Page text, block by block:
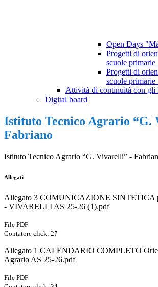
Open Days
Progetti di
scuole
Progetti di
scuole
Attività di continuità con gli
Digital board
Istituto Tecnico Agrario “G.
Fabriano
Istituto Tecnico Agrario “G. Vivarelli” -
Allegati
Allegato 3 COMUNICAZIONE SINTETICA
- VIVARELLI AS 25-26 (1).pdf
File PDF
Contatore click: 27
Allegato 1 CALENDARIO COMPLETO
Agrario AS 25-26.pdf
File PDF